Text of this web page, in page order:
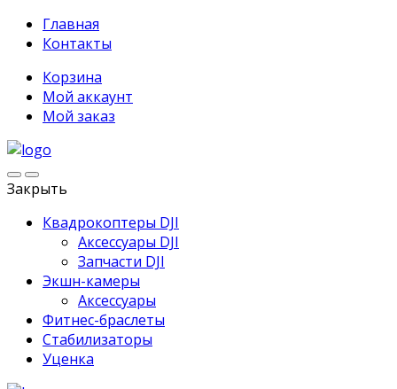
Главная
Контакты
Корзина
Мой аккаунт
Мой заказ
Закрыть
Квадрокоптеры DJI
Аксессуары DJI
Запчасти DJI
Экшн-камеры
Аксессуары
Фитнес-браслеты
Стабилизаторы
Уценка